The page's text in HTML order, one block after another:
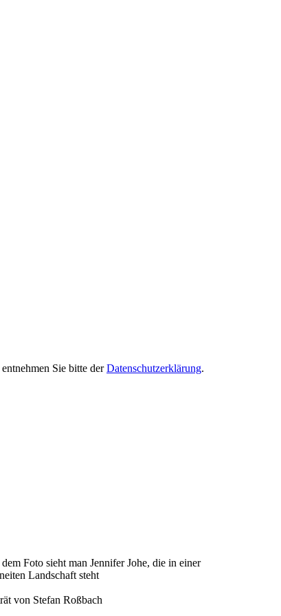
Sie bitte derDatenschutzerklärung.